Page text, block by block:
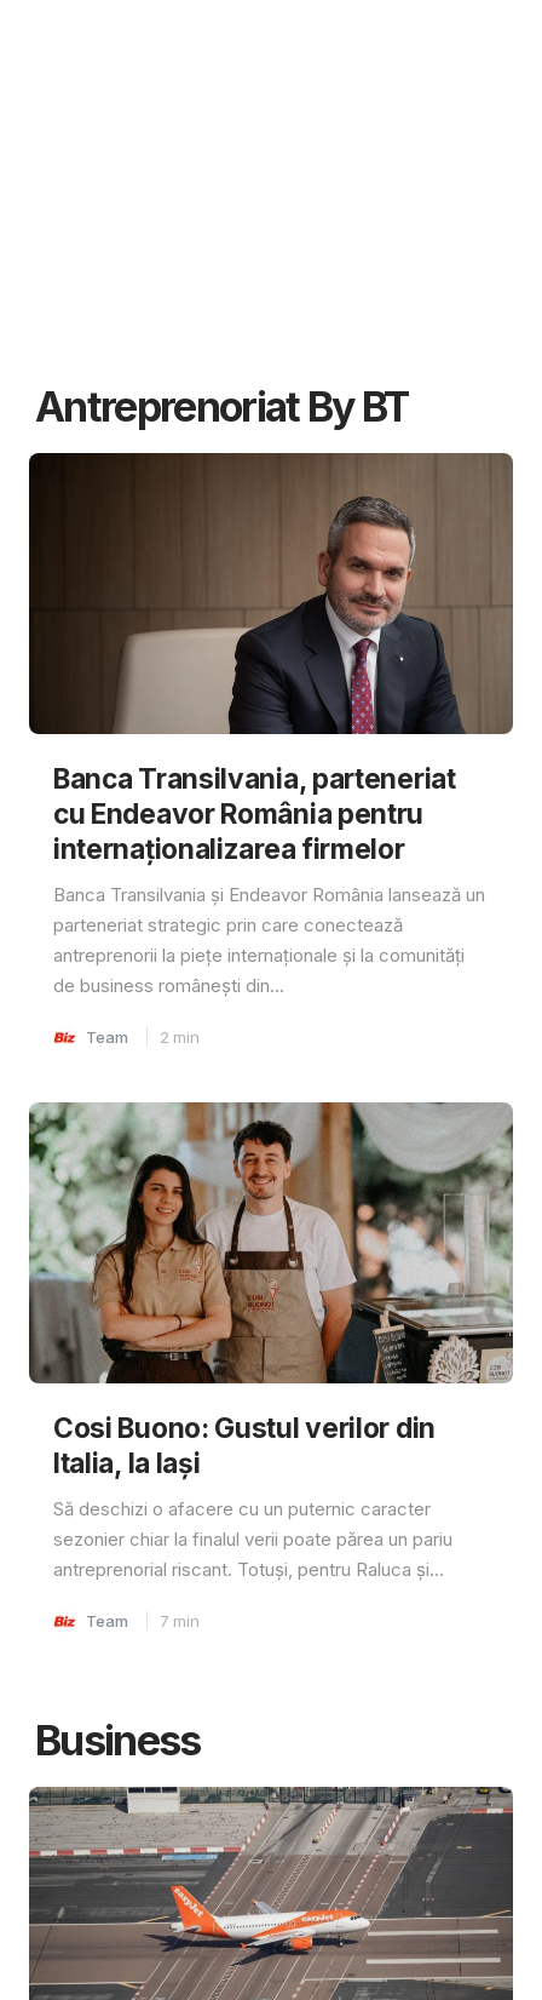
Antreprenoriat By BT
Banca Transilvania, parteneriat
cu Endeavor România pentru
internaționalizarea firmelor
Banca Transilvania și Endeavor România lansează un
parteneriat strategic prin care conectează
antreprenorii la piețe internaționale și la comunități
de business românești din...
Team 2 min
Cosi Buono: Gustul verilor din
Italia, la Iași
Să deschizi o afacere cu un puternic caracter
sezonier chiar la finalul verii poate părea un pariu
antreprenorial riscant. Totuși, pentru Raluca și...
Team 7 min
Business